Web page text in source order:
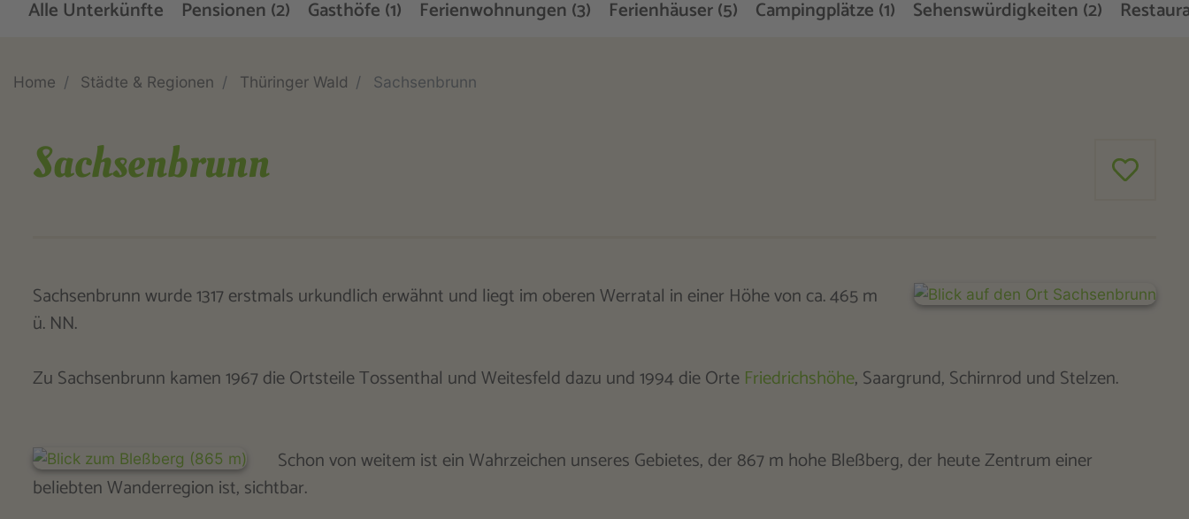
Alle Unterkünfte Pensionen (2) Gasthöfe (1) Ferienwohnungen (3) Ferienhäuser (5) Campingplätze (1) Sehenswürdigkeiten (2)
Home Städte & Regionen Thüringer Wald Sachsenbrunn
Sachsenbrunn
Sachsenbrunn wurde 1317 erstmals urkundlich erwähnt und liegt im oberen Werratal in einer Höhe von ca. 465 m
ü. NN.
Zu Sachsenbrunn kamen 1967 die Ortsteile Tossenthal und Weitesfeld dazu und 1994 die Orte Friedrichshöhe, Saargrund, Schirnrod und Stelzen.
Schon von weitem ist ein Wahrzeichen unseres Gebietes, der 867 m hohe Bleßberg, der heute Zentrum einer
beliebten Wanderregion ist, sichtbar.